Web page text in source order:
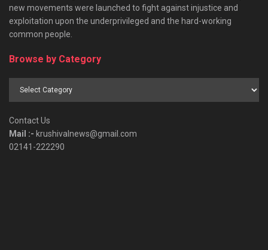
new movements were launched to fight against injustice and
exploitation upon the underprivileged and the hard-working
common people.
Browse by Category
Contact Us
Mail :- krushivalnews@gmail.com
02141-222290